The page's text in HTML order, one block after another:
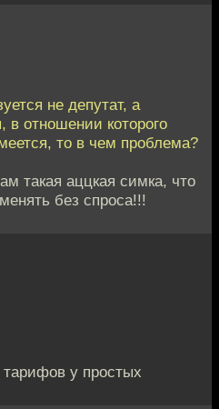
не депутат, а
в отношении которого
то в чем проблема?
такая аццкая симка, что
без спроса!!!
у проcтых